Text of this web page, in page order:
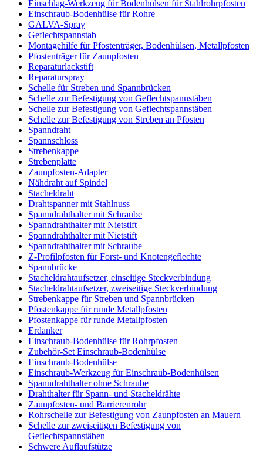
Einschlag-Werkzeug für Bodenhülsen für Stahlrohrpfosten
Einschraub-Bodenhülse für Rohre
GALVA-Spray
Geflechtspannstab
Montagehilfe für Pfostenträger, Bodenhülsen, Metallpfosten
Pfostenträger für Zaunpfosten
Reparaturlackstift
Reparaturspray
Schelle für Streben und Spannbrücken
Schelle zur Befestigung von Geflechtspannstäben
Schelle zur Befestigung von Geflechtspannstäben
Schelle zur Befestigung von Streben an Pfosten
Spanndraht
Spannschloss
Strebenkappe
Strebenplatte
Zaunpfosten-Adapter
Nähdraht auf Spindel
Stacheldraht
Drahtspanner mit Stahlnuss
Spanndrahthalter mit Schraube
Spanndrahthalter mit Nietstift
Spanndrahthalter mit Nietstift
Spanndrahthalter mit Schraube
Z-Profilpfosten für Forst- und Knotengeflechte
Spannbrücke
Stacheldrahtaufsetzer, einseitige Steckverbindung
Stacheldrahtaufsetzer, zweiseitige Steckverbindung
Strebenkappe für Streben und Spannbrücken
Pfostenkappe für runde Metallpfosten
Pfostenkappe für runde Metallpfosten
Erdanker
Einschraub-Bodenhülse für Rohrpfosten
Zubehör-Set Einschraub-Bodenhülse
Einschraub-Bodenhülse
Einschraub-Werkzeug für Einschraub-Bodenhülsen
Spanndrahthalter ohne Schraube
Drahthalter für Spann- und Stacheldrähte
Zaunpfosten- und Barrierenrohr
Rohrschelle zur Befestigung von Zaunpfosten an Mauern
Schelle zur zweiseitigen Befestigung von
Geflechtspannstäben
Schwere Auflaufstütze